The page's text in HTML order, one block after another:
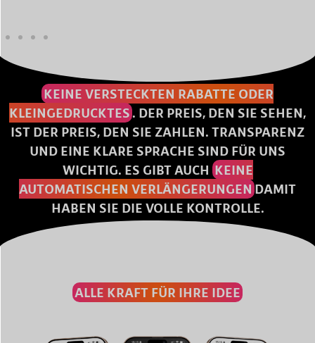
KEINE VERSTECKTEN RABATTE ODER
KLEINGEDRUCKTES . DER PREIS, DEN SIE SEHEN,
IST DER PREIS, DEN SIE ZAHLEN. TRANSPARENZ
UND EINE KLARE SPRACHE SIND FÜR UNS
WICHTIG. ES GIBT AUCH KEINE
AUTOMATISCHEN VERLÄNGERUNGEN DAMIT
HABEN SIE DIE VOLLE KONTROLLE.
ALLE KRAFT FÜR IHRE IDEE